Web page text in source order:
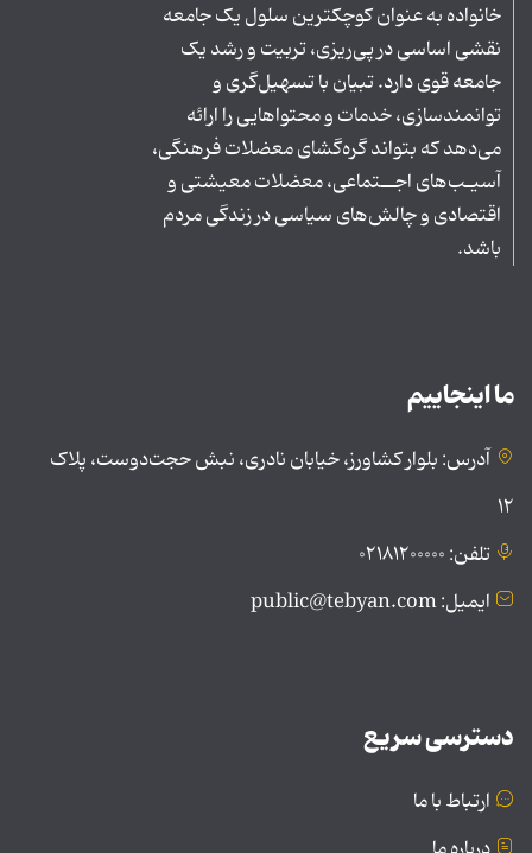
خانواده به عنوان کوچکترین سلول یک جامعه
نقشی اساسی در پی‌ریزی، تربیت و رشد یک
جامعه قوی دارد. تبیان با تسهیل‌گری و
توانمندسازی، خدمات و محتواهایی را ارائه
می‌دهد که بتواند گره‌گشای معضلات فرهنگی،
آسیـب‌های اجــتماعی، معضلات معیشتی و
اقتصادی و چالش‌های سیاسی در زندگی مردم
باشد.
ما اینجاییم
آدرس: بلوار کشاورز، خیابان نادری، نبش حجت‌دوست، پلاک
۱۲
تلفن: ۰۲۱۸۱۲۰۰۰۰۰
ایمیل: public@tebyan.com
دسترسی سریع
ارتباط با ما